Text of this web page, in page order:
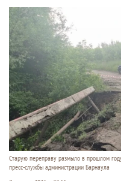
Старую переправу размыло в прошлом
пресс-службы администрации Барнаула